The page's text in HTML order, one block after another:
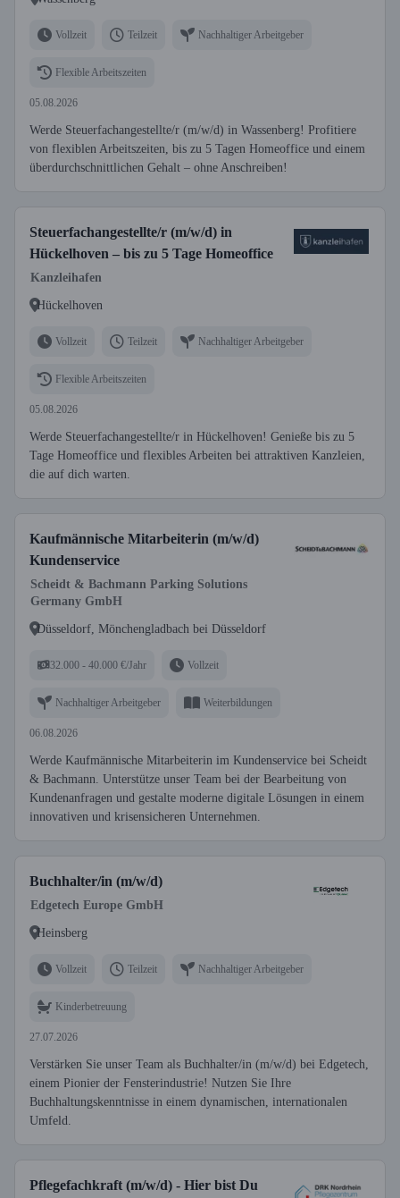
Vollzeit Teilzeit Nachhaltiger Arbeitgeber
Flexible Arbeitszeiten
05.08.2026
Werde Steuerfachangestellte/r (m/w/d) in Wassenberg! Profitiere
von flexiblen Arbeitszeiten, bis zu 5 Tagen Homeoffice und einem
überdurchschnittlichen Gehalt – ohne Anschreiben!
Steuerfachangestellte/r (m/w/d) in
Hückelhoven – bis zu 5 Tage Homeoffice
Kanzleihafen
Hückelhoven
Vollzeit Teilzeit Nachhaltiger Arbeitgeber
Flexible Arbeitszeiten
05.08.2026
Werde Steuerfachangestellte/r in Hückelhoven! Genieße bis zu 5
Tage Homeoffice und flexibles Arbeiten bei attraktiven Kanzleien,
die auf dich warten.
Kaufmännische Mitarbeiterin (m/w/d)
Kundenservice
Scheidt & Bachmann Parking Solutions
Germany GmbH
Düsseldorf, Mönchengladbach bei Düsseldorf
32.000 - 40.000 €/Jahr Vollzeit
Nachhaltiger Arbeitgeber Weiterbildungen
06.08.2026
Werde Kaufmännische Mitarbeiterin im Kundenservice bei Scheidt
& Bachmann. Unterstütze unser Team bei der Bearbeitung von
Kundenanfragen und gestalte moderne digitale Lösungen in einem
innovativen und krisensicheren Unternehmen.
Buchhalter/in (m/w/d)
Edgetech Europe GmbH
Heinsberg
Vollzeit Teilzeit Nachhaltiger Arbeitgeber
Kinderbetreuung
27.07.2026
Verstärken Sie unser Team als Buchhalter/in (m/w/d) bei Edgetech,
einem Pionier der Fensterindustrie! Nutzen Sie Ihre
Buchhaltungskenntnisse in einem dynamischen, internationalen
Umfeld.
Pflegefachkraft (m/w/d) - Hier bist Du